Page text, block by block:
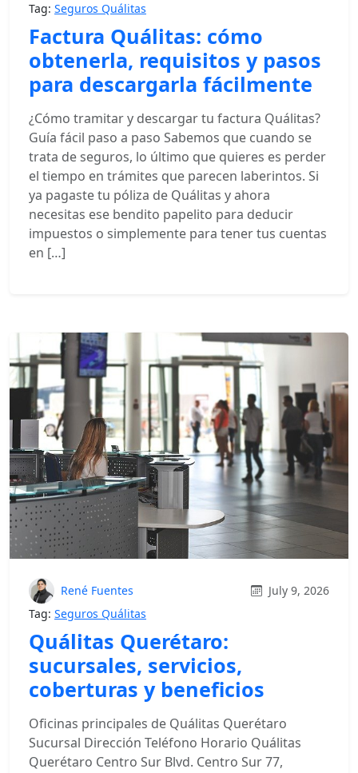
Tag: Seguros Quálitas
Factura Quálitas: cómo
obtenerla, requisitos y pasos
para descargarla fácilmente
¿Cómo tramitar y descargar tu factura Quálitas?
Guía fácil paso a paso Sabemos que cuando se
trata de seguros, lo último que quieres es perder
el tiempo en trámites que parecen laberintos. Si
ya pagaste tu póliza de Quálitas y ahora
necesitas ese bendito papelito para deducir
impuestos o simplemente para tener tus cuentas
en […]
René Fuentes
July 9, 2026
Tag: Seguros Quálitas
Quálitas Querétaro:
sucursales, servicios,
coberturas y beneficios
Oficinas principales de Quálitas Querétaro
Sucursal Dirección Teléfono Horario Quálitas
Querétaro Centro Sur Blvd. Centro Sur 77,